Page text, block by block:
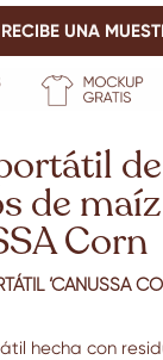
RECIBE UNA
de
de
Corn
‘CANUSSA
hecha con